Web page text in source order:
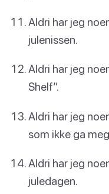
Aldri har jeg
julenissen.
Aldri har jeg
Shelf”.
Aldri har jeg
som ikke ga
Aldri har jeg
juledagen.